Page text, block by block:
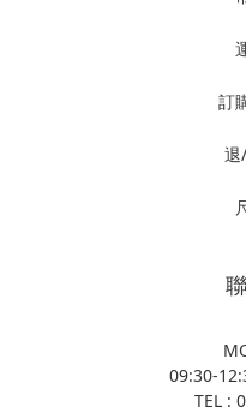
訂
退
09:30-
TEL :